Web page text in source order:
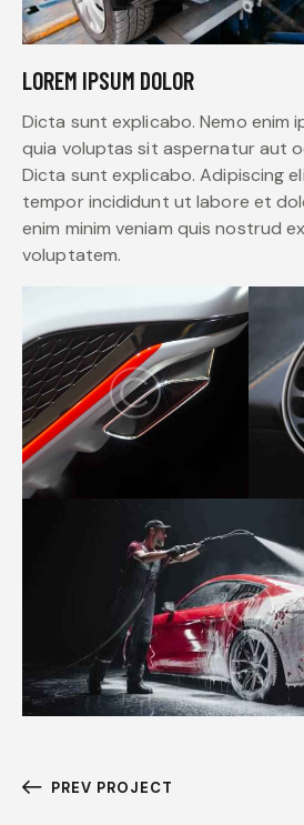
LOREM IPSUM DOLOR
Dicta sunt explicabo. Nemo enim
quia voluptas sit aspernatur aut
Dicta sunt explicabo. Adipiscing
tempor incididunt ut labore et
enim minim veniam quis nostrud
voluptatem.
PREV PROJECT